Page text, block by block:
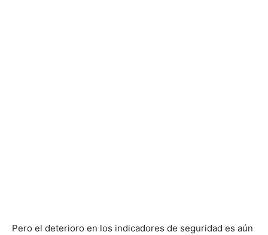
Pero el deterioro en los indicadores de seguridad es aún